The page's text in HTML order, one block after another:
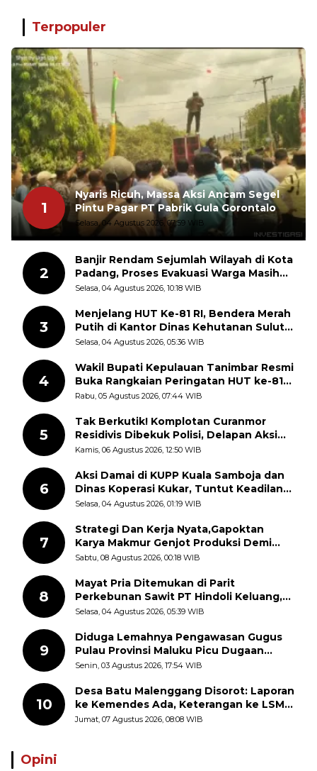
Terpopuler
1
Nyaris Ricuh, Massa Aksi Ancam Segel
Pintu Pagar PT Pabrik Gula Gorontalo
Selasa, 04 Agustus 2026, 07:59 WIB
2
Banjir Rendam Sejumlah Wilayah di Kota
Padang, Proses Evakuasi Warga Masih
Berlangsung
Selasa, 04 Agustus 2026, 10:18 WIB
3
Menjelang HUT Ke-81 RI, Bendera Merah
Putih di Kantor Dinas Kehutanan Sulut
Disorot Warga
Selasa, 04 Agustus 2026, 05:36 WIB
4
Wakil Bupati Kepulauan Tanimbar Resmi
Buka Rangkaian Peringatan HUT ke-81
Kemerdekaan RI, ASN Diajak Perkuat
Rabu, 05 Agustus 2026, 07:44 WIB
5
Tak Berkutik! Komplotan Curanmor
Residivis Dibekuk Polisi, Delapan Aksi
Curanmor Di Candipuro Terungkap
Kamis, 06 Agustus 2026, 12:50 WIB
6
Aksi Damai di KUPP Kuala Samboja dan
Dinas Koperasi Kukar, Tuntut Keadilan
dan Kesempatan Kerja yang Adil
Selasa, 04 Agustus 2026, 01:19 WIB
7
Strategi Dan Kerja Nyata,Gapoktan
Karya Makmur Genjot Produksi Demi
Swasembada Pangan
Sabtu, 08 Agustus 2026, 00:18 WIB
8
Mayat Pria Ditemukan di Parit
Perkebunan Sawit PT Hindoli Keluang,
Polisi Selidiki Penyebab Kematian
Selasa, 04 Agustus 2026, 05:39 WIB
9
Diduga Lemahnya Pengawasan Gugus
Pulau Provinsi Maluku Picu Dugaan
Pungli terhadap Nelayan Bale-Bale di
Senin, 03 Agustus 2026, 17:54 WIB
10
Desa Batu Malenggang Disorot: Laporan
ke Kemendes Ada, Keterangan ke LSM
GMAS Berbeda
Jumat, 07 Agustus 2026, 08:08 WIB
Opini